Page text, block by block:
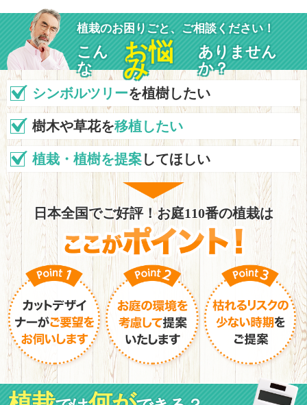
植栽のお困りごと、ご相談ください！
こん
な
お悩
み
ありません
か？
シンボルツリーを植樹したい
樹木や草花を移植したい
植栽・植樹を提案してほしい
日本全国でご好評！お庭110番の植栽は